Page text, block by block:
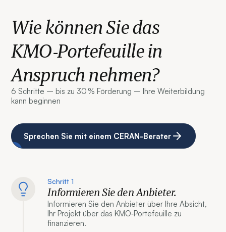
Wie können Sie das
KMO‑Portefeuille in
Anspruch nehmen?
6 Schritte – bis zu 30 % Förderung – Ihre Weiterbildung
kann beginnen
Sprechen Sie mit einem CERAN-Berater
Schritt 1
Informieren Sie den Anbieter.
Informieren Sie den Anbieter über Ihre Absicht,
Ihr Projekt über das KMO‑Portefeuille zu
finanzieren.